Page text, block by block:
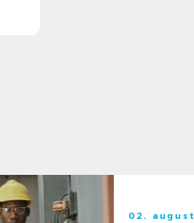
02. august